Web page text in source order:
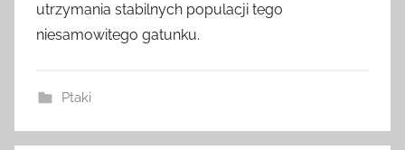
utrzymania stabilnych populacji tego
niesamowitego gatunku.
Ptaki